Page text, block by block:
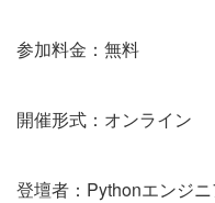
参加料金：無料
開催形式：オンライン
登壇者：Pythonエンジ